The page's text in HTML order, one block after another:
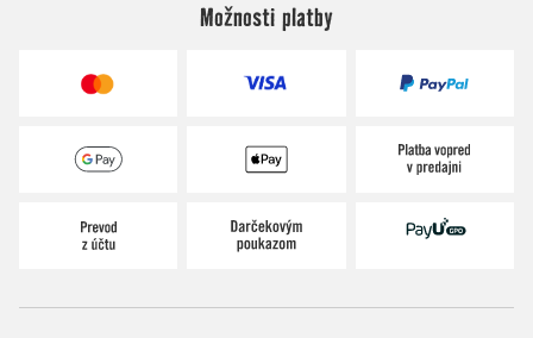
Možnosti platby